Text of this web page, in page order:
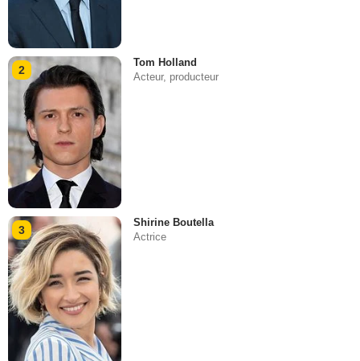
2
Tom Holland
Acteur, producteur
3
Shirine Boutella
Actrice